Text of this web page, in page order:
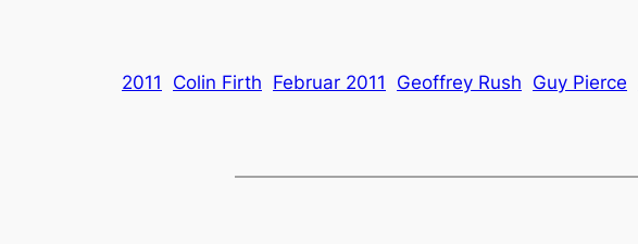
2011 Colin Firth Februar 2011 Geoffrey Rush Guy Pierce